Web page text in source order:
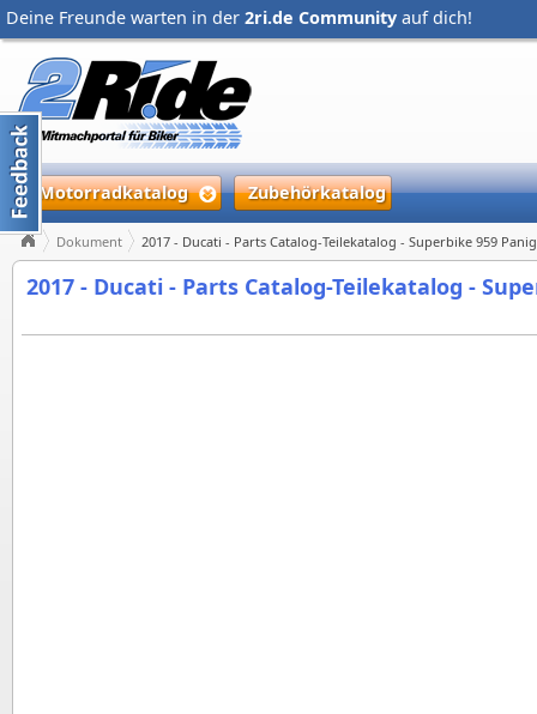
Deine Freunde warten in der 2ri.de Community auf dich!
Motorradkatalog Zubehörkatalog
Dokument 2017 - Ducati - Parts Catalog-Teilekatalog - Superbike 959
2017 - Ducati - Parts Catalog-Teilekatalog -